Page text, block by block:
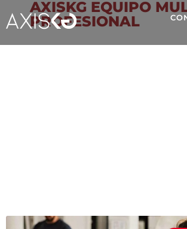
AXISKG EQUIPO
PROFESIONAL